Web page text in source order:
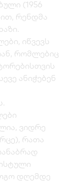
(1956
რენდმა
იწვევს
რომლებიც
ანიჭებენ
ვიდრე
რათა
დღემდე